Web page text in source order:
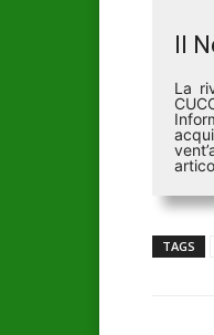
Il
La
TAGS